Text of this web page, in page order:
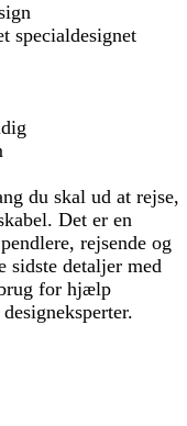
specialdesignet
du skal ud at rejse,
Det er en
rejsende og
sidste detaljer med
for hjælp